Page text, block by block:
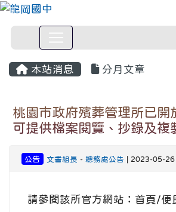
本站消息 分月文章
桃園市政府殯葬管理所已開
可提供檔案閱覽、抄錄及複
公告 文書組長 - 總務處公告 | 2023-05-26
請參閱該所官方網站：首頁/便